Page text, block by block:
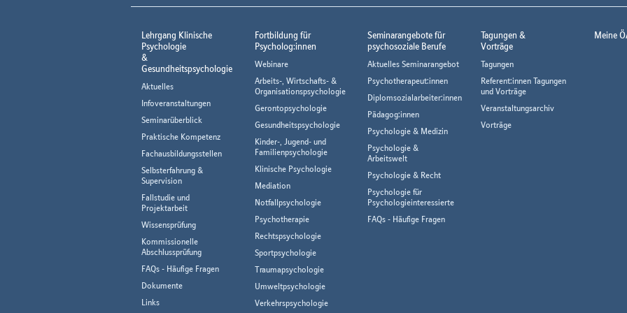
Lehrgang Klinische
Psychologie
&
Gesundheitspsychologie
Aktuelles
Infoveranstaltungen
Seminarüberblick
Praktische Kompetenz
Fachausbildungsstellen
Selbsterfahrung &
Supervision
Fallstudie und
Projektarbeit
Wissensprüfung
Kommissionelle
Abschlussprüfung
FAQs - Häufige Fragen
Dokumente
Links
Fortbildung für
Psycholog:innen
Webinare
Arbeits-, Wirtschafts- &
Organisationspsychologie
Gerontopsychologie
Gesundheitspsychologie
Kinder-, Jugend- und
Familienpsychologie
Klinische Psychologie
Mediation
Notfallpsychologie
Psychotherapie
Rechtspsychologie
Sportpsychologie
Traumapsychologie
Umweltpsychologie
Verkehrspsychologie
Seminarangebote für
psychosoziale Berufe
Aktuelles Seminarangebot
Psychotherapeut:innen
Diplomsozialarbeiter:innen
Pädagog:innen
Psychologie & Medizin
Psychologie &
Arbeitswelt
Psychologie & Recht
Psychologie für
Psychologieinteressierte
FAQs - Häufige Fragen
Tagungen &
Vorträge
Tagungen
Referent:innen Tagungen
und Vorträge
Veranstaltungsarchiv
Vorträge
Meine